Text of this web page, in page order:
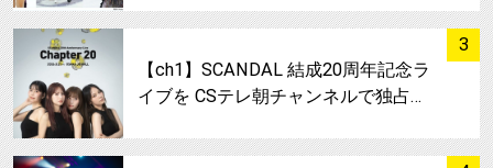
3
【ch1】SCANDAL 結成20周年記念ラ
イブを CSテレ朝チャンネルで独占…